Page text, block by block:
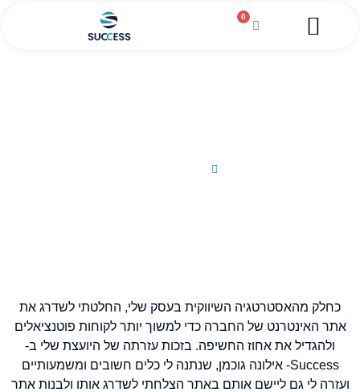
0
כחלק מהאסטרטגיה השיווקית בעסק שלי, החלטתי לשדרג את
אתר האינטרנט של החברה כדי למשוך יותר לקוחות פוטנציאלים
ולהגדיל את אחוז החשיפה. בזכות עזרתה של היועצת שלי ב-
Success- אילונה גוכמן, שנתנה לי כלים חשובים ומשמעותיים
ועזרה לי גם ליישם אותם באתר הצלחתי לשדרג אותו ולבנות אתר